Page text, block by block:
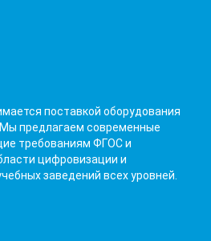
поставкой оборудования
предлагаем современные
требованиям ФГОС и
цифровизации и
заведений всех уровней.